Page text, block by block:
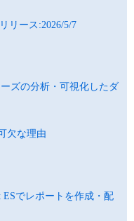
リース:2026/5/7
ズの分析・可視化したダ
欠な理由
ESでレポートを作成・配